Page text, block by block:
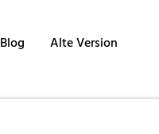
Blog Alte Version